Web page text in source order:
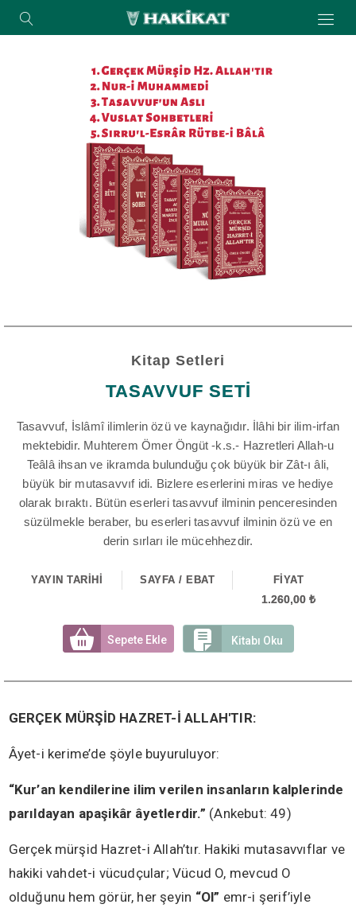
Kitap Setleri
TASAVVUF SETİ
Tasavvuf, İslâmî ilimlerin özü ve kaynağıdır. İlâhi bir ilim-irfan
mektebidir. Muhterem Ömer Öngüt -k.s.- Hazretleri Allah-u
Teâlâ ihsan ve ikramda bulunduğu çok büyük bir Zât-ı âli,
büyük bir mutasavvıf idi. Bizlere eserlerini miras ve hediye
olarak bıraktı. Bütün eserleri tasavvuf ilminin penceresinden
süzülmekle beraber, bu eserleri tasavvuf ilminin özü ve en
derin sırları ile mücehhezdir.
YAYIN TARİHİ SAYFA / EBAT FİYAT
1.260,00 ₺
Sepete Ekle Kitabı Oku
GERÇEK MÜRŞİD HAZRET-İ ALLAH'TIR:
Âyet-i kerime’de şöyle buyuruluyor:
“Kur’an kendilerine ilim verilen insanların kalplerinde
parıldayan apaşikâr âyetlerdir.” (Ankebut: 49)
Gerçek mürşid Hazret-i Allah’tır. Hakiki mutasavvıflar ve
hakiki vahdet-i vücudçular; Vücud O, mevcud O
olduğunu hem görür, her şeyin “Ol” emr-i şerif’iyle